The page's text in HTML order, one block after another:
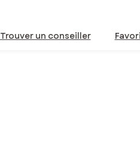
Trouver un conseiller